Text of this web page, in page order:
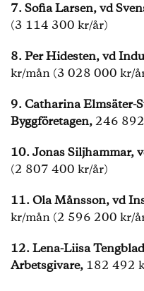
7.Sofia Larsen, vd
(3 114 300 kr/år)
8.Per Hidesten, vd
kr/mån (3 028 000 kr/
9.Catharina Elmsäter-
Byggföretagen,246
10.Jonas Siljhammar,
(2 807 400 kr/år)
11.Ola Månsson, vd
kr/mån (2 596 200 kr/
12.Lena-Liisa
Arbetsgivare, 182 492